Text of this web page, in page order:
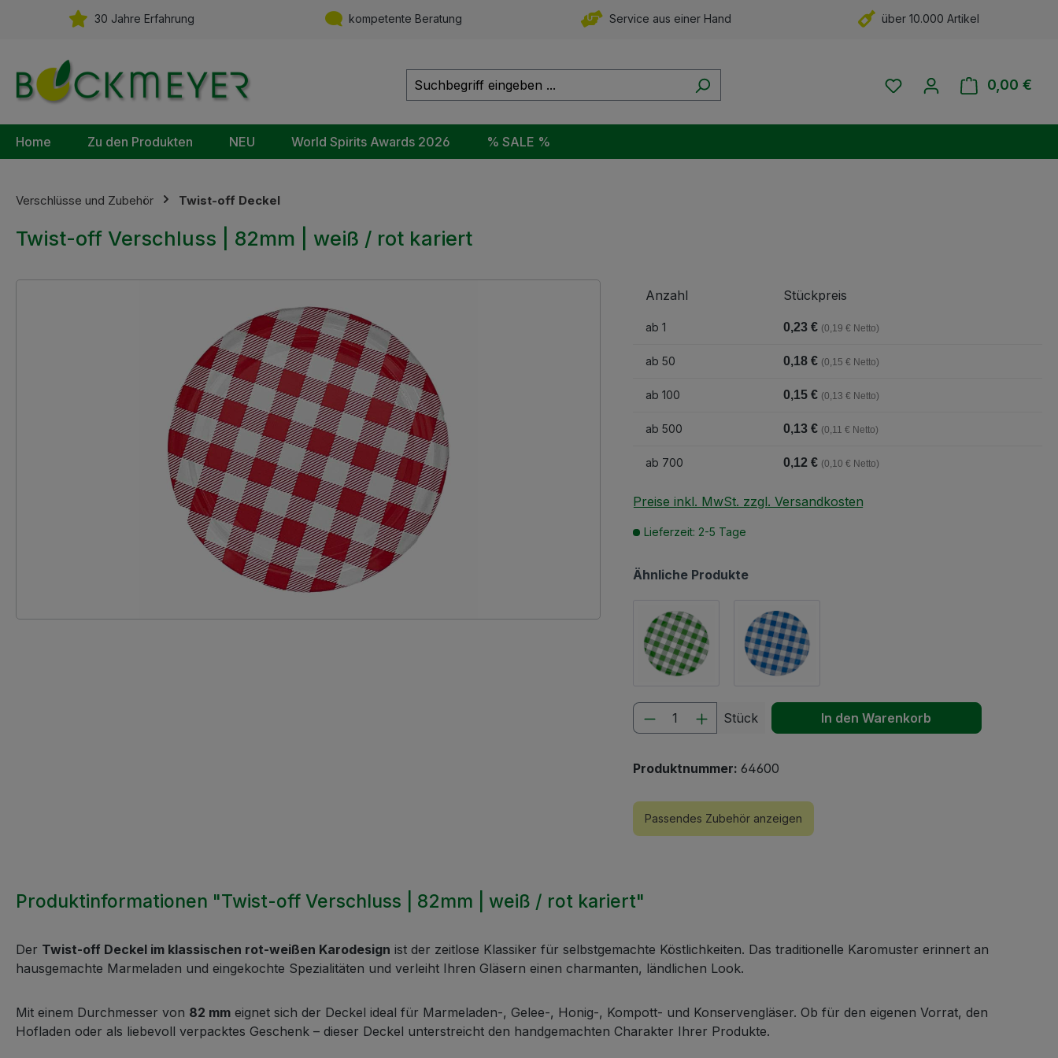
Hauptinhalt springen
Zur Suche springen
Zur Hauptnavigation springen
30 Jahre Erfahrung kompetente Beratung Service aus einer Hand über 10.000 Artikel
Du hast 0 Produkte auf
0,00 €
Home Zu den Produkten NEU World Spirits Awards 2026 % SALE %
Verschlüsse und Zubehör Twist-off Deckel
Twist-off Verschluss | 82mm | weiß / rot kariert
Anzahl Stückpreis
ab 1 0,23 € (0,19 € Netto)
ab 50 0,18 € (0,15 € Netto)
ab 100 0,15 € (0,13 € Netto)
ab 500 0,13 € (0,11 € Netto)
ab 700 0,12 € (0,10 € Netto)
Preise inkl. MwSt. zzgl. Versandkosten
Lieferzeit: 2-5 Tage
Ähnliche Produkte
Produkt Anzahl: Gib den gewünschten Wert
Stück In den Warenkorb
Produktnummer: 64600
Passendes Zubehör anzeigen
Produktinformationen "Twist-off Verschluss | 82mm | weiß / rot kariert"
Der Twist-off Deckel im klassischen rot-weißen Karodesign ist der zeitlose Klassiker für selbstgemachte Köstlichkeiten. Das traditionelle Karomuster erinnert an
hausgemachte Marmeladen und eingekochte Spezialitäten und verleiht Ihren Gläsern einen charmanten, ländlichen Look.
Mit einem Durchmesser von 82 mm eignet sich der Deckel ideal für Marmeladen-, Gelee-, Honig-, Kompott- und Konservengläser. Ob für den eigenen Vorrat, den
Hofladen oder als liebevoll verpacktes Geschenk – dieser Deckel unterstreicht den handgemachten Charakter Ihrer Produkte.